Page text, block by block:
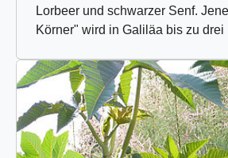
Lorbeer und schwarzer Senf.
Körner" wird in Galiläa bis zu drei